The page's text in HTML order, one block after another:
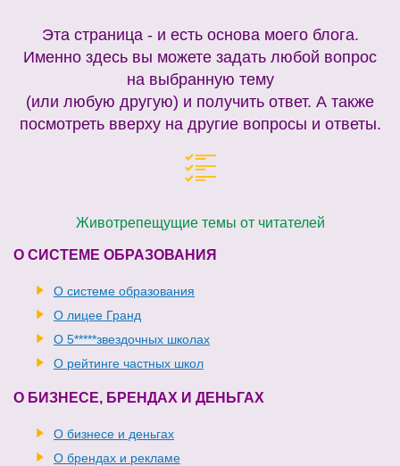
Эта страница - и есть основа моего блога.
Именно здесь вы можете задать любой вопрос
на выбранную тему
(или любую другую) и получить ответ. А также
посмотреть вверху на другие вопросы и ответы.
Животрепещущие темы от читателей
О СИСТЕМЕ ОБРАЗОВАНИЯ
О системе образования
О лицее Гранд
О 5*****звездочных школах
О рейтинге частных школ
О БИЗНЕСЕ, БРЕНДАХ И ДЕНЬГАХ
О бизнесе и деньгах
О брендах и рекламе